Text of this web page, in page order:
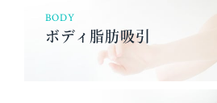
BODY
ボディ脂肪吸引